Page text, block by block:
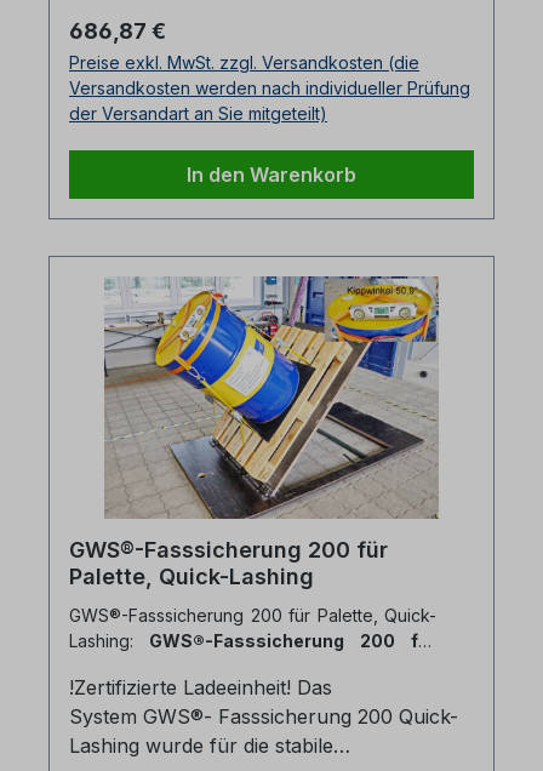
keine weiteren Löcher oder
Sicherungsschienen. Die Ladefläche wird
außerdem geschont, da keine Hölzer mehr
wie herkömmlich vernagelt werden
ermöglicht Ihnen einen einfachen und
aus: 1 x Lochschiene 2x Keil Stützfläche 2 x
Keil Auflageflächen mit Anti-Rutsch-Matten,
aufgenietet Technische Daten: Traglast
einer Schiene bei Rollendurchmesser bis
2.400 mm = 10.000 kg Traglast einer
Schiene bei Rollendurchmesser bis 3.000
mm = 8.000 kg Maße: Höhe liegend: ca.
160 mm Höhe stehend: ca. 450 mm Länge
der Schiene: 3.000 mmBreite: 360 mm
Gesamtgewicht: ca. 58 kgFlyer FlexSis 280
Plus FlexSis Anwendungsbeispiele
Regulärer Preis:
686,87 €
Preise exkl. MwSt. zzgl. Versandkosten (die
Versandkosten werden nach individueller Prüfung
der Versandart an Sie mitgeteilt)
In den Warenkorb
GWS®-Fasssicherung 200 für
Palette, Quick-Lashing
GWS®-Fasssicherung 200 für Palette, Quick-
Lashing: GWS®-Fasssicherung 200 für
!Zertifizierte Ladeeinheit! Das
System GWS®- Fasssicherung 200 Quick-
Lashing wurde für die stabile